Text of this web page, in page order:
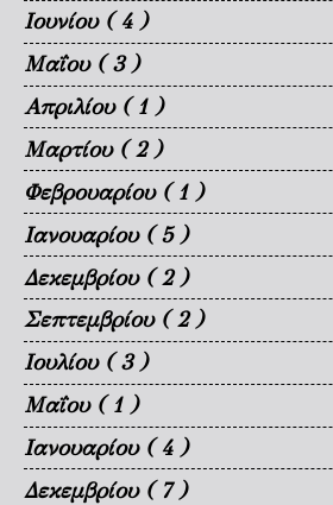
Ιουνίου ( 4 )
Μαΐου ( 3 )
Απριλίου ( 1 )
Μαρτίου ( 2 )
Φεβρουαρίου ( 1 )
Ιανουαρίου ( 5 )
Δεκεμβρίου ( 2 )
Σεπτεμβρίου ( 2 )
Ιουλίου ( 3 )
Μαΐου ( 1 )
Ιανουαρίου ( 4 )
Δεκεμβρίου ( 7 )